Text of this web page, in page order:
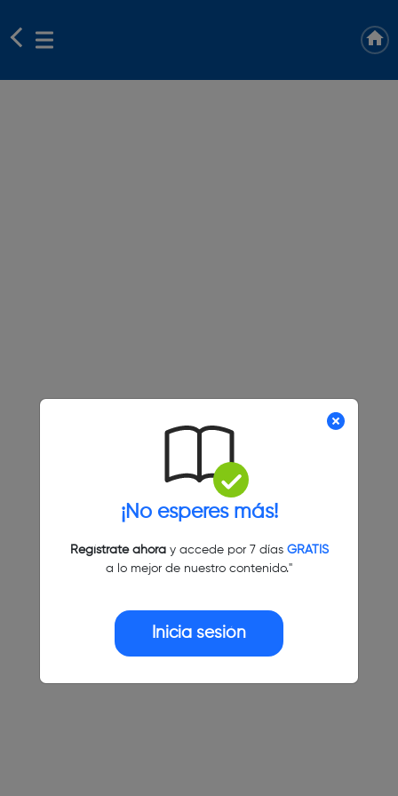
¡No esperes más!
Regístrate ahoray accede por 7 días GRATIS
a lo mejor de nuestro contenido."
Inicia sesión